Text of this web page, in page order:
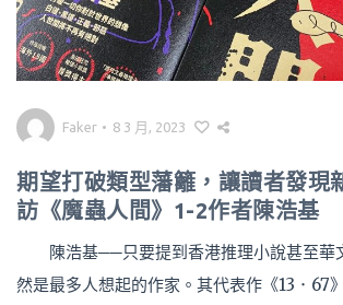
Faker • 8 3 月, 2023
期望打破類型藩籬，讓讀者發現
訪《魔蟲人間》1-2作者陳浩基
陳浩基──只要提到香港推理小說甚至華
然是最多人想起的作家。其代表作《13．67